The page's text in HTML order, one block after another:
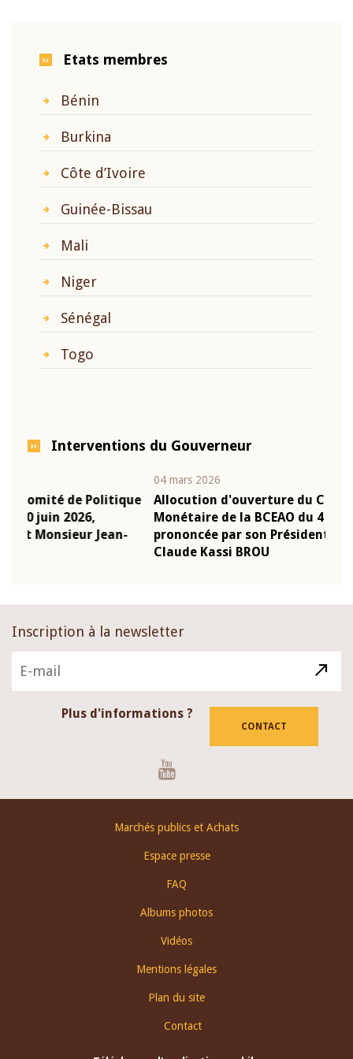
Etats membres
Bénin
Burkina
Côte d’Ivoire
Guinée-Bissau
Mali
Niger
Sénégal
Togo
Interventions du Gouverneur
Allocution d'ouverture du Comité de Politique
Monétaire de la BCEAO du 4 mars 2026,
prononcée par son Président Monsieur Jean-
Inscription à la newsletter
Plus d'informations ?
CONTACT
Marchés publics et Achats
Espace presse
FAQ
Albums photos
Vidéos
Mentions légales
Plan du site
Contact